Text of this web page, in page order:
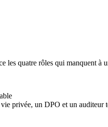
quatre rôles qui manquent à
privée, un DPO et un auditeur